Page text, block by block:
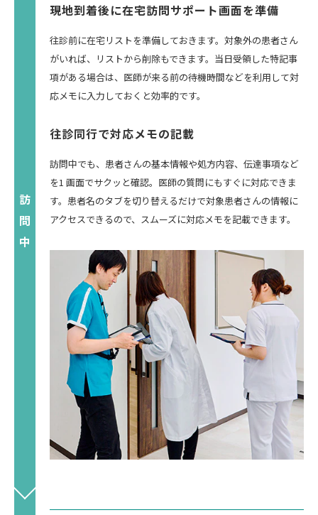
現地到着後に在宅訪問サポート画面を準備
往診前に在宅リストを準備しておきます。対象外の患者さん
がいれば、リストから削除もできます。当日受領した特記事
項がある場合は、医師が来る前の待機時間などを利用して対
応メモに入力しておくと効率的です。
往診同行で対応メモの記載
訪問中でも、患者さんの基本情報や処方内容、伝達事項など
を1 画面でサクッと確認。医師の質問にもすぐに対応できま
す。患者名のタブを切り替えるだけで対象患者さんの情報に
アクセスできるので、スムーズに対応メモを記載できます。